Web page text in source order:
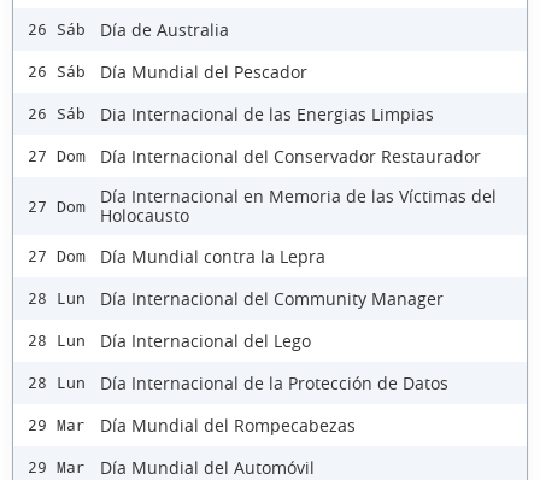
26 Sáb Día de Australia
26 Sáb Día Mundial del Pescador
26 Sáb Dia Internacional de las Energias Limpias
27 Dom Día Internacional del Conservador Restaurador
27 Dom
Día Internacional en Memoria de las Víctimas del
Holocausto
27 Dom Día Mundial contra la Lepra
28 Lun Día Internacional del Community Manager
28 Lun Día Internacional del Lego
28 Lun Día Internacional de la Protección de Datos
29 Mar Día Mundial del Rompecabezas
29 Mar Día Mundial del Automóvil